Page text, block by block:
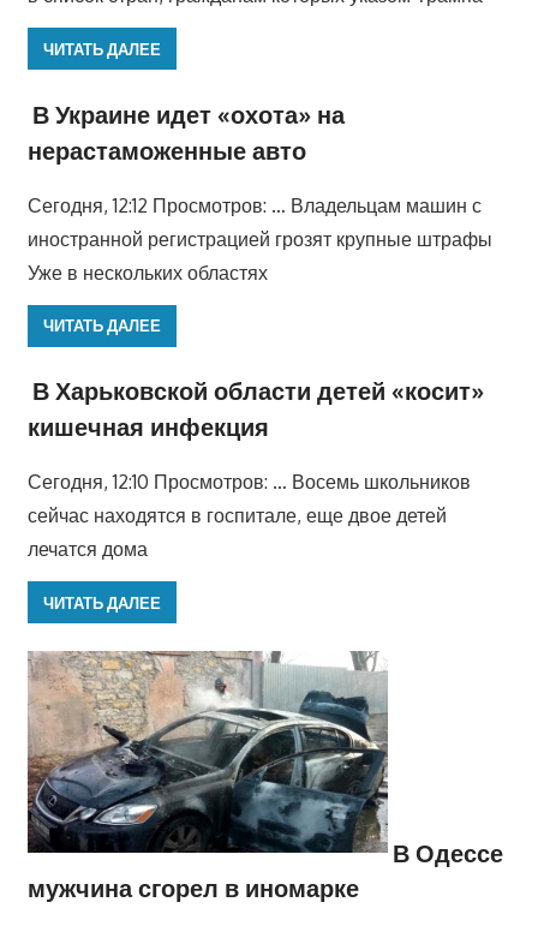
ЧИТАТЬ ДАЛЕЕ
В Украине идет «охота» на
нерастаможенные авто
Сегодня, 12:12 Просмотров: … Владельцам машин с
иностранной регистрацией грозят крупные штрафы
Уже в нескольких областях
ЧИТАТЬ ДАЛЕЕ
В Харьковской области детей «косит»
кишечная инфекция
Сегодня, 12:10 Просмотров: … Восемь школьников
сейчас находятся в госпитале, еще двое детей
лечатся дома
ЧИТАТЬ ДАЛЕЕ
В Одессе
мужчина сгорел в иномарке